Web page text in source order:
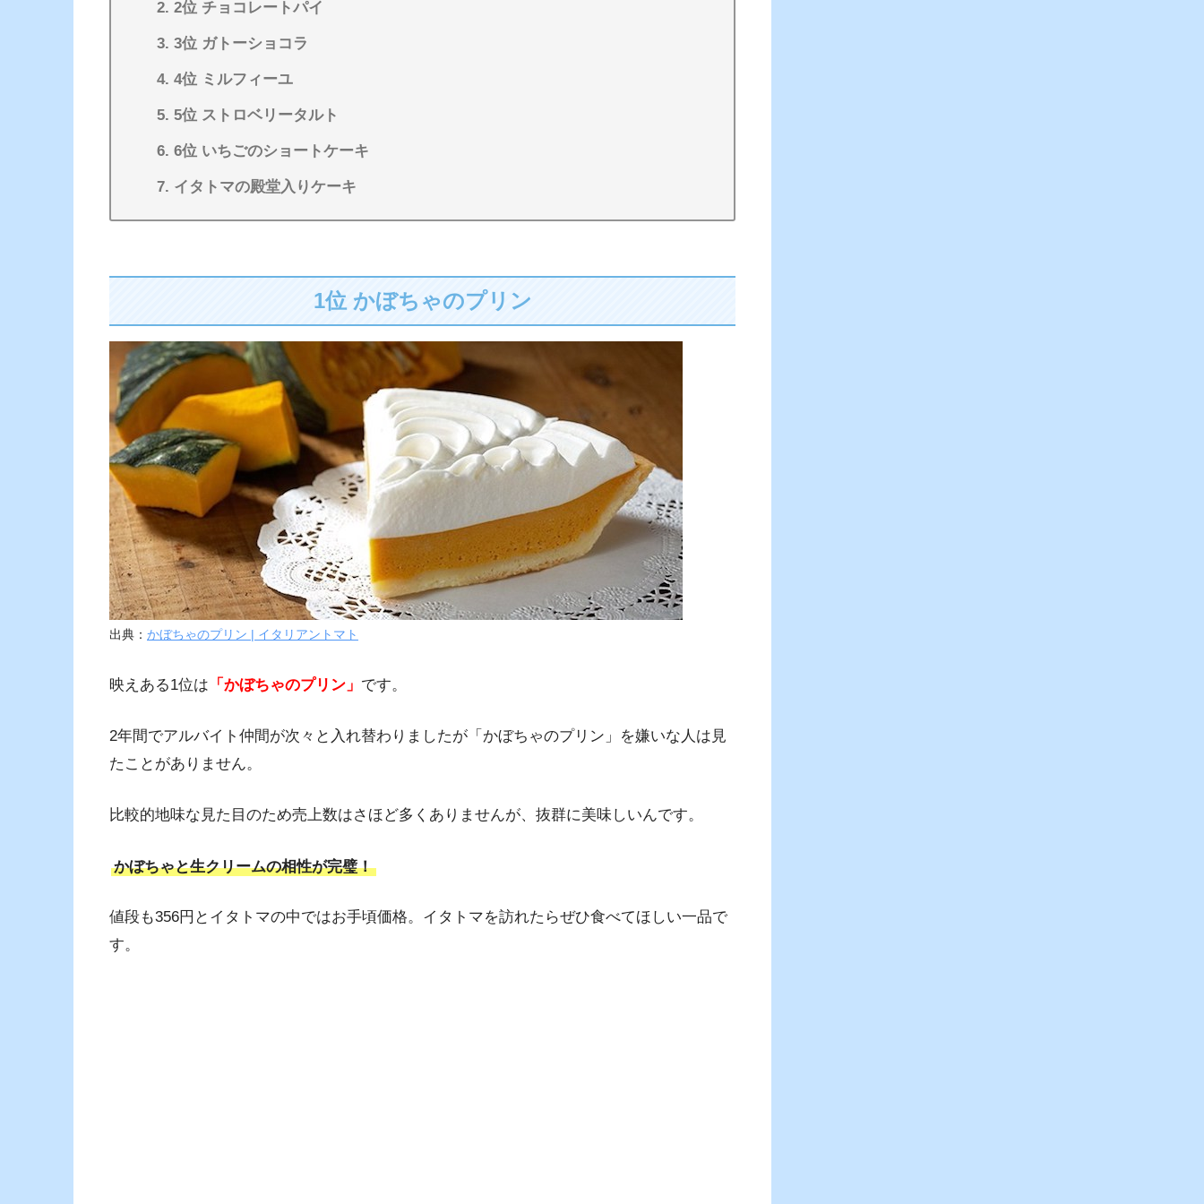
2位 チョコレートパイ
3位 ガトーショコラ
4位 ミルフィーユ
5位 ストロベリータルト
6位 いちごのショートケーキ
イタトマの殿堂入りケーキ
1位 かぼちゃのプリン
出典： かぼちゃのプリン | イタリアントマト
映えある1位は 「かぼちゃのプリン」 です。
2年間でアルバイト仲間が次々と入れ替わりましたが「かぼちゃのプリン」を嫌いな人は見
たことがありません。
比較的地味な見た目のため売上数はさほど多くありませんが、抜群に美味しいんです。
かぼちゃと生クリームの相性が完璧！
値段も356円とイタトマの中ではお手頃価格。イタトマを訪れたらぜひ食べてほしい一品で
す。